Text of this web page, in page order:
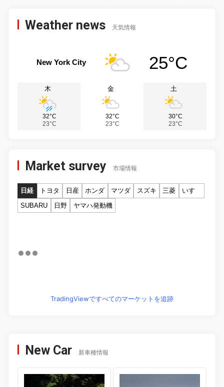
Weather news 天気情報
New York City 25°C
木
32°C
23°C
金
32°C
23°C
土
30°C
23°C
Market survey 市場情報
日経 トヨタ 日産 ホンダ マツダ スズキ 三菱
いすゞ
SUBARU
日野 ヤマハ発動機
TradingViewですべてのマーケットを追跡
New Car 新車種情報